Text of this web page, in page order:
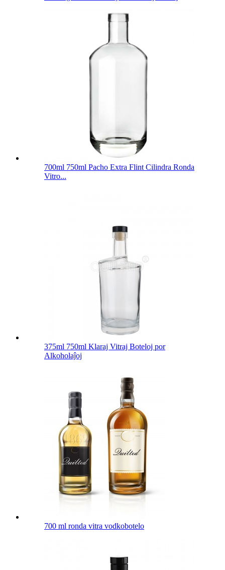
700ml 750ml Pacho Extra Flint Cilindra Ronda
Vitro...
375ml 750ml Klaraj Vitraj Boteloj por
Alkoholaĵoj
700 ml ronda vitra vodkobotelo